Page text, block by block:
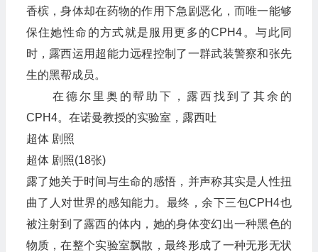
香槟，身体却在药物的作用下急剧恶化，而唯一能够
保住她性命的方式就是服用更多的CPH4。与此同
时，露西运用超能力远程控制了一群武装警察和张先
生的黑帮成员。
在德尔里奥的帮助下，露西找到了其余的
CPH4。在诺曼教授的实验室，露西吐
超体 剧照
超体 剧照(18张)
露了她关于时间与生命的感悟，并声称其实是人性扭
曲了人对世界的感知能力。最终，余下三包CPH4也
被注射到了露西的体内，她的身体变幻出一种黑色的
物质，在整个实验室飘散，最终形成了一种无形无状